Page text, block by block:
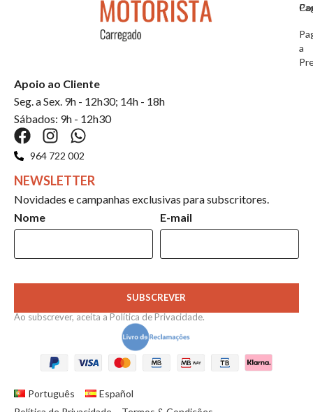
a
Apoio ao Cliente
Seg. a Sex. 9h - 12h30; 14h - 18h
Sábados: 9h - 12h30
964 722 002
NEWSLETTER
Novidades e campanhas exclusivas para subscritores.
Nome
E-mail
SUBSCREVER
Ao subscrever, aceita a Política de Privacidade.
Português
Español